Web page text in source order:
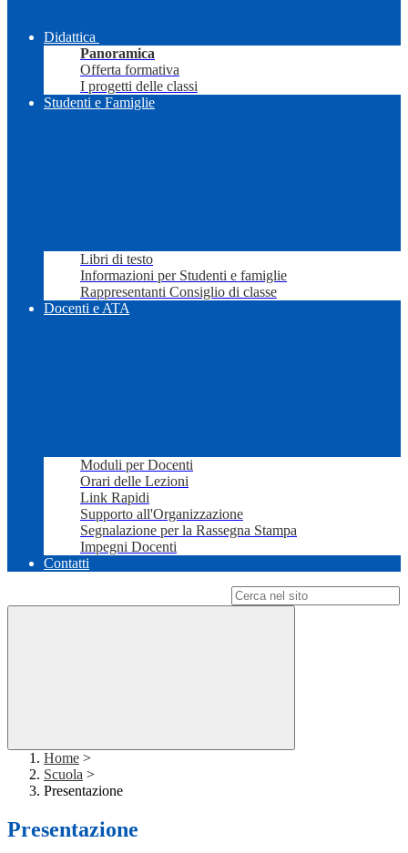
Didattica
Panoramica
Offerta formativa
I progetti delle classi
Studenti e Famiglie
Libri di testo
Informazioni per Studenti e famiglie
Rappresentanti Consiglio di classe
Docenti e ATA
Moduli per Docenti
Orari delle Lezioni
Link Rapidi
Supporto all'Organizzazione
Segnalazione per la Rassegna Stampa
Impegni Docenti
Contatti
Home >
Scuola >
Presentazione
Presentazione